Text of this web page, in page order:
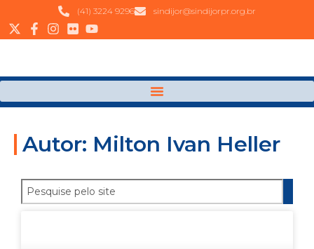
(41) 3224 9296 sindijor@sindijorpr.org.br
Autor: Milton Ivan Heller